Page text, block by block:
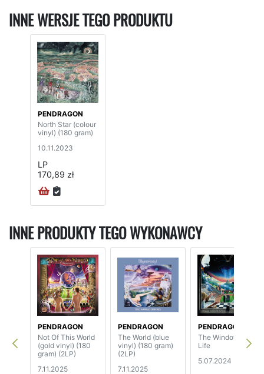
INNE WERSJE TEGO PRODUKTU
PENDRAGON
North Star (colour
vinyl) (180 gram)
10.11.2023
LP
170,89 zł
INNE PRODUKTY TEGO WYKONAWCY
PENDRAGON
Not Of This World
(gold vinyl) (180
gram) (2LP)
7.11.2025
PENDRAGON
The World (blue
vinyl) (180 gram)
(2LP)
7.11.2025
PENDRAGON
The Window Of
Life
5.07.2024